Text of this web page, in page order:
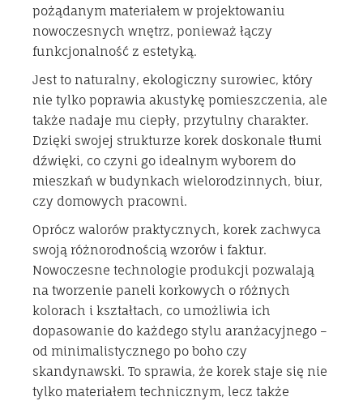
pożądanym materiałem w projektowaniu
nowoczesnych wnętrz, ponieważ łączy
funkcjonalność z estetyką.
Jest to naturalny, ekologiczny surowiec, który
nie tylko poprawia akustykę pomieszczenia, ale
także nadaje mu ciepły, przytulny charakter.
Dzięki swojej strukturze korek doskonale tłumi
dźwięki, co czyni go idealnym wyborem do
mieszkań w budynkach wielorodzinnych, biur,
czy domowych pracowni.
Oprócz walorów praktycznych, korek zachwyca
swoją różnorodnością wzorów i faktur.
Nowoczesne technologie produkcji pozwalają
na tworzenie paneli korkowych o różnych
kolorach i kształtach, co umożliwia ich
dopasowanie do każdego stylu aranżacyjnego –
od minimalistycznego po boho czy
skandynawski. To sprawia, że korek staje się nie
tylko materiałem technicznym, lecz także